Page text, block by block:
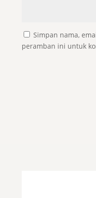
Simpan nama,
peramban ini untuk